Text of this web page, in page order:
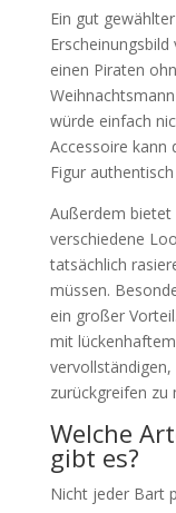
Ein gut
einen Piraten
würde einfach
Accessoire kann
Figur
Außerdem bietet
verschiedene
tatsächlich
müssen.
ein großer
mit
zurückgreifen zu
Welche
gibt es?
Nicht jeder Bart